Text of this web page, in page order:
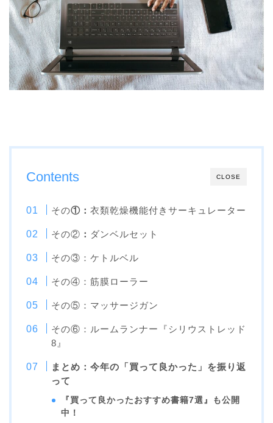
CLOSE
Contents
その①：衣類乾燥機能付きサーキュレーター
その② ： ダンベルセット
その③：ケトルベル
その④：筋膜ローラー
その⑤：マッサージガン
その⑥：ルームランナー『シリウストレッド
8』
まとめ：今年の「買って良かった」を振り返
って
『買って良かったおすすめ書籍7選』も公開
中！